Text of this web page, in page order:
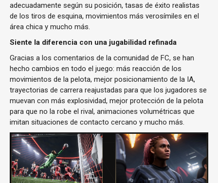
adecuadamente según su posición, tasas de éxito realistas
de los tiros de esquina, movimientos más verosímiles en el
área chica y mucho más.
Siente la diferencia con una jugabilidad refinada
Gracias a los comentarios de la comunidad de FC, se han
hecho cambios en todo el juego: más reacción de los
movimientos de la pelota, mejor posicionamiento de la IA,
trayectorias de carrera reajustadas para que los jugadores se
muevan con más explosividad, mejor protección de la pelota
para que no la robe el rival, animaciones volumétricas que
imitan situaciones de contacto cercano y mucho más.